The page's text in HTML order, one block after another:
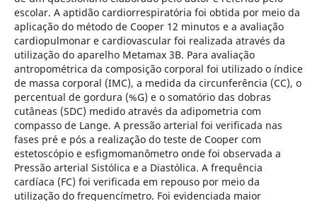
escolar. A aptidão cardiorrespiratória foi obtida por meio da
aplicação do método de Cooper 12 minutos e a avaliação
cardiopulmonar e cardiovascular foi realizada através da
utilização do aparelho Metamax 3B. Para avaliação
antropométrica da composição corporal foi utilizado o índice
de massa corporal (IMC), a medida da circunferência (CC), o
percentual de gordura (%G) e o somatório das dobras
cutâneas (SDC) medido através da adipometria com
compasso de Lange. A pressão arterial foi verificada nas
fases pré e pós a realização do teste de Cooper com
estetoscópio e esfigmomanômetro onde foi observada a
Pressão arterial Sistólica e a Diastólica. A frequência
cardíaca (FC) foi verificada em repouso por meio da
utilização do frequencímetro. Foi evidenciada maior